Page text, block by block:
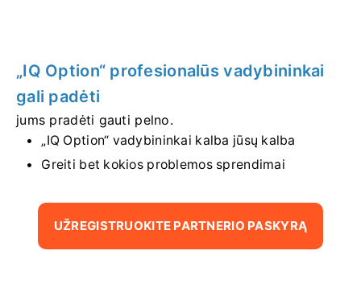
„IQ Option“ profesionalūs vadybininkai
gali padėti
jums pradėti gauti pelno.
„IQ Option“ vadybininkai kalba jūsų kalba
Greiti bet kokios problemos sprendimai
UŽREGISTRUOKITE PARTNERIO PASKYRĄ